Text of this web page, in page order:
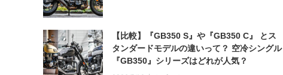
【比較】『GB350 S』や『GB350 C』 とス
タンダードモデルの違いって？ 空冷シングル
『GB350』シリーズはどれが人気？